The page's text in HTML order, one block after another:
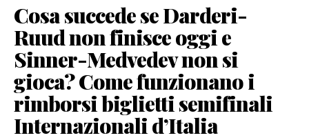
Cosa succede se Darderi-
Ruud non finisce oggi e
Sinner-Medvedev non si
gioca? Come funzionano i
rimborsi biglietti semifinali
Internazionali d’Italia